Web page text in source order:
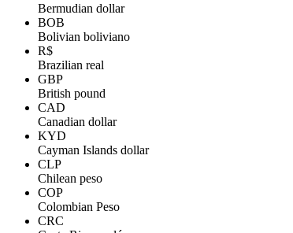
Bermudian dollar
BOB
Bolivian boliviano
R$
Brazilian real
GBP
British pound
CAD
Canadian dollar
KYD
Cayman Islands dollar
CLP
Chilean peso
COP
Colombian Peso
CRC